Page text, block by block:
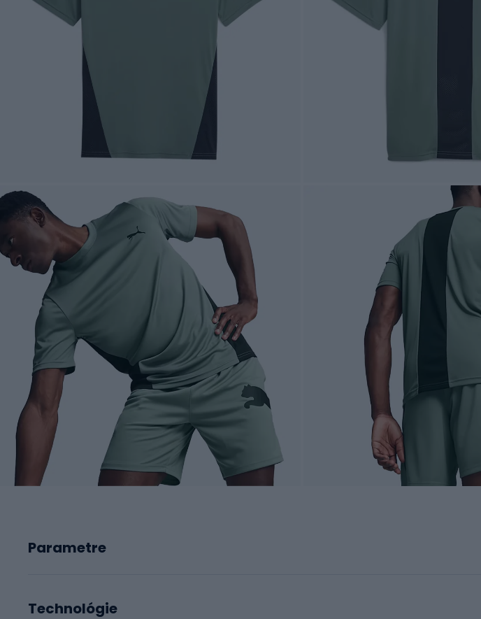
Parametre
Technológie